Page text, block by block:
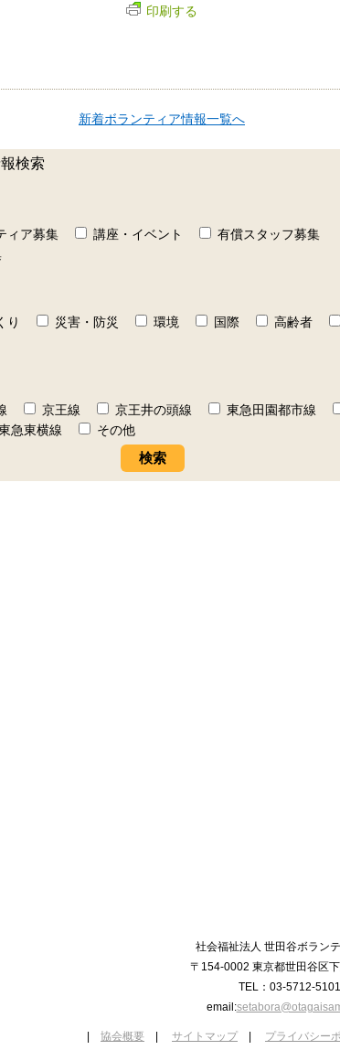
印刷する
新着ボランティア情報一覧へ
検索
ィア募集 講座・イベント
有償スタッフ募集
り 災害・防災 環境 国際 高齢者
京王線 京王井の頭線 東急田園都市線
急東横線 その他
社会福祉法人 世田谷ボラン
〒154-0002 東京都世田谷区
TEL：03-5712-5101
email:
協会概要 サイトマップ プライバシー